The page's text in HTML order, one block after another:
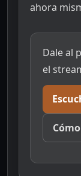
ahora
Dale al
el